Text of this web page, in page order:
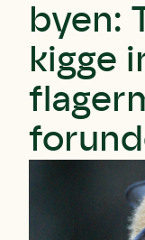
byen:
kigge